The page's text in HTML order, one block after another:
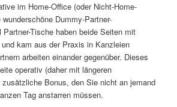
im Home-Office (oder Nicht-Home-
Dummy-Partner-
Tische haben beide Seiten mit
kam aus der Praxis in Kanzleien
arbeiten einander gegenüber. Dieses
operativ (daher mit längeren
zusätzliche Bonus, den Sie nicht an jemand
Tag anstarren müssen.